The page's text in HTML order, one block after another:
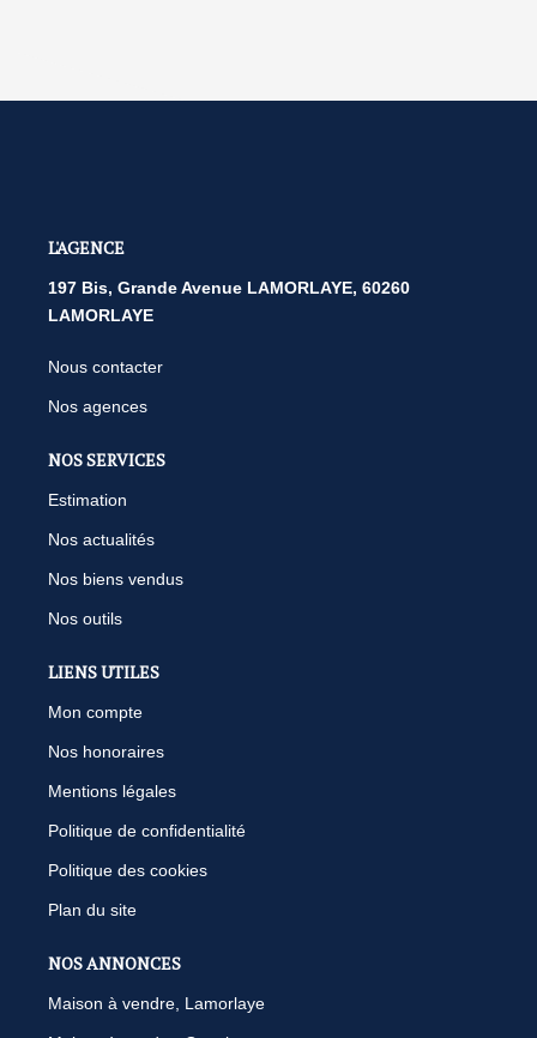
L'AGENCE
197 Bis, Grande Avenue LAMORLAYE, 60260
LAMORLAYE
Nous contacter
Nos agences
NOS SERVICES
Estimation
Nos actualités
Nos biens vendus
Nos outils
LIENS UTILES
Mon compte
Nos honoraires
Mentions légales
Politique de confidentialité
Politique des cookies
Plan du site
NOS ANNONCES
Maison à vendre, Lamorlaye